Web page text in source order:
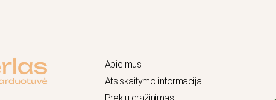
Apie mus
Atsiskaitymo informacija